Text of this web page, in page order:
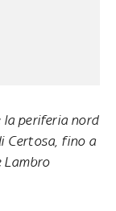
la periferia nord
Certosa, fino a
Lambro